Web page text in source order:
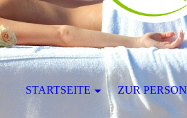
STARTSEITE ZUR PERSON